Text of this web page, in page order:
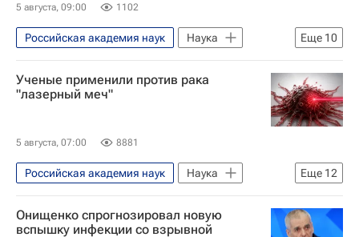
5 августа, 09:00 1102
Еще 10
Российская академия наук
Наука
Севастополь
Черное море
РНФ
Наука
Университетская наука
Экологическое благополучие
Ученые применили против рака
"лазерный меч"
5 августа, 07:00 8881
Еще 12
Российская академия наук
Наука
Мешхед
Россия
Иран
Онищенко спрогнозировал новую
вспышку инфекции со взрывной